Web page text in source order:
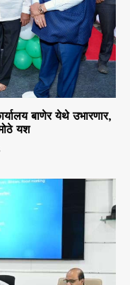
बाणेर येथे उभारणार,
यश